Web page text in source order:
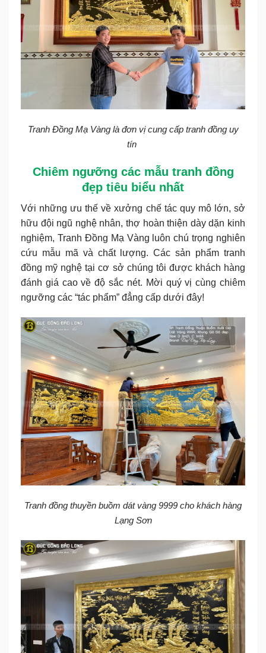
Tranh Đồng Mạ Vàng là đơn vị cung cấp tranh đồng uy
tín
Chiêm ngưỡng các mẫu tranh đồng
đẹp tiêu biểu nhất
Với những ưu thế về xưởng chế tác quy mô lớn, sở
hữu đội ngũ nghệ nhân, thợ hoàn thiện dày dặn kinh
nghiệm, Tranh Đồng Mạ Vàng luôn chú trọng nghiên
cứu mẫu mã và chất lượng. Các sản phẩm tranh
đồng mỹ nghệ tại cơ sở chúng tôi được khách hàng
đánh giá cao về độ sắc nét. Mời quý vị cùng chiêm
ngưỡng các “tác phẩm” đẳng cấp dưới đây!
Tranh đồng thuyền buồm dát vàng 9999 cho khách hàng
Lạng Sơn